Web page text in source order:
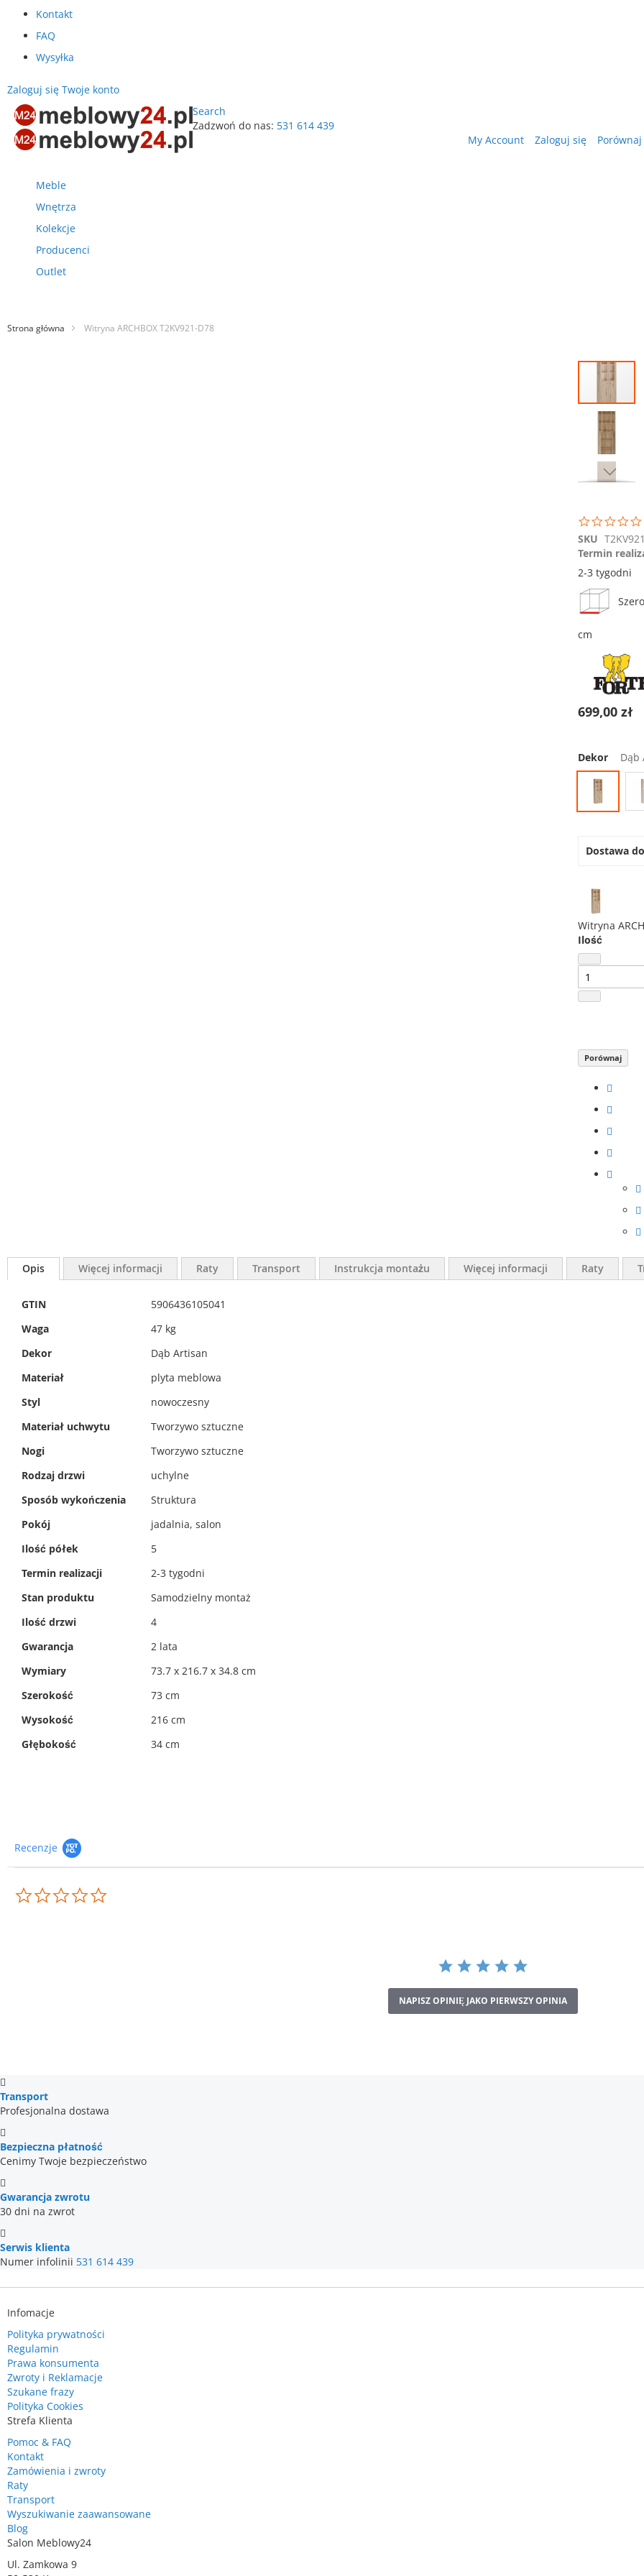
Kontakt
FAQ
Wysyłka
Zaloguj się Twoje konto
Search
Zadzwoń do nas: 531 614 439
My Account Zaloguj się Porównaj
Meble
Wnętrza
Kolekcje
Producenci
Outlet
Strona główna Witryna ARCHBOX T2KV921-D78
Przejdź
koniec
galerii
początek
galerii
SKU
Termin
2-3 tygodni
cm
699,00 zł
Dekor Dąb
Dostawa do
Witryna
Ilość
Porównaj
Opis Więcej informacji Raty Transport Instrukcja montażu Więcej informacji
Więcej
GTIN
5906436105041
Waga
47 kg
Dekor
Dąb Artisan
Materiał
plyta meblowa
Styl
nowoczesny
Materiał uchwytu
Tworzywo sztuczne
Nogi
Tworzywo sztuczne
Rodzaj drzwi
uchylne
Sposób wykończenia
Struktura
Pokój
jadalnia, salon
Ilość półek
5
Termin realizacji
2-3 tygodni
Stan produktu
Samodzielny montaż
Ilość drzwi
4
Gwarancja
2 lata
Wymiary
73.7 x 216.7 x 34.8 cm
Szerokość
73 cm
Wysokość
216 cm
Głębokość
34 cm
Raty
Recenzje
NAPISZ OPINIĘ JAKO PIERWSZY OPINIA
Transport
Profesjonalna dostawa
Bezpieczna płatność
Cenimy Twoje bezpieczeństwo
Gwarancja zwrotu
30 dni na zwrot
Serwis klienta
Numer infolinii 531 614 439
Infomacje
Polityka prywatności
Regulamin
Prawa konsumenta
Zwroty i Reklamacje
Szukane frazy
Polityka Cookies
Strefa Klienta
Pomoc & FAQ
Kontakt
Zamówienia i zwroty
Raty
Transport
Wyszukiwanie zaawansowane
Blog
Salon Meblowy24
Ul. Zamkowa 9